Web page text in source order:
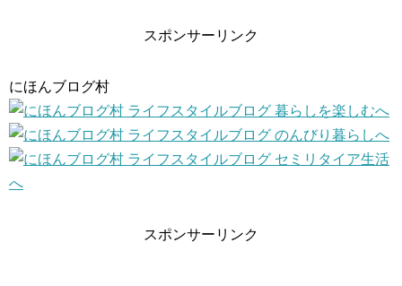
スポンサーリンク
にほんブログ村
スポンサーリンク